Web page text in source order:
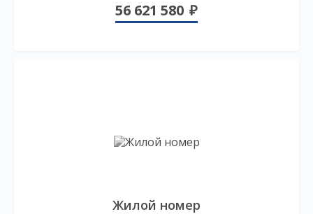
56 621 580
Жилой номер